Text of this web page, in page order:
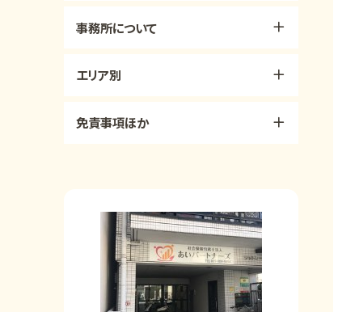
事務所について
エリア別
免責事項ほか